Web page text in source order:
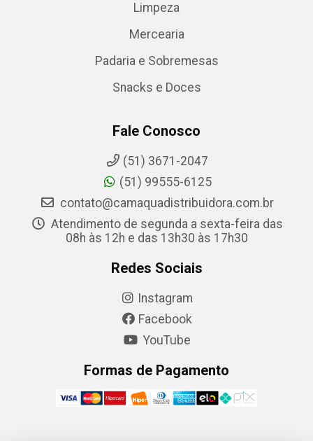
Limpeza
Mercearia
Padaria e Sobremesas
Snacks e Doces
Fale Conosco
(51) 3671-2047
(51) 99555-6125
contato@camaquadistribuidora.com.br
Atendimento de segunda a sexta-feira das
08h às 12h e das 13h30 às 17h30
Redes Sociais
Instagram
Facebook
YouTube
Formas de Pagamento